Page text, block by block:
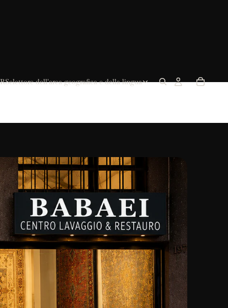
Selettore dell'area geografica e della lingua